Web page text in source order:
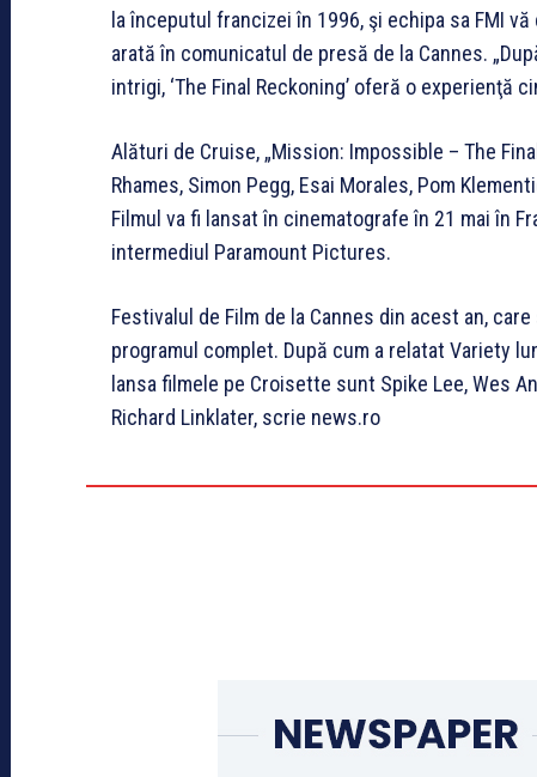
la începutul francizei în 1996, şi echipa sa FMI
arată în comunicatul de presă de la Cannes.
intrigi, ‘The Final Reckoning’ oferă o experienţă
Alături de Cruise, „Mission: Impossible – The
Rhames, Simon Pegg, Esai Morales, Pom
Filmul va fi lansat în cinematografe în 21 mai în
intermediul Paramount Pictures.
Festivalul de Film de la Cannes din acest an,
programul complet. După cum a relatat Variety
lansa filmele pe Croisette sunt Spike Lee, Wes
Richard Linklater, scrie news.ro